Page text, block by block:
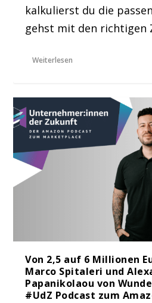
kalkulierst du die
gehst mit den richtigen
Weiterlesen
Von 2,5 auf 6 Millionen
Marco Spitaleri und
Papanikolaou von
#UdZ Podcast zum